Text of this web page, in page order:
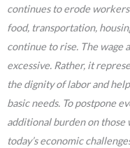
continues to erode
food, transportation,
continue to rise. The
excessive. Rather, it
the dignity of labor and
basic needs. To postpone
additional burden on those
today’s economic